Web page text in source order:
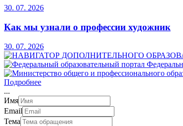
30. 07. 2026
Как мы узнали о профессии художник
30. 07. 2026
Подробнее
...
Имя
Email
Тема